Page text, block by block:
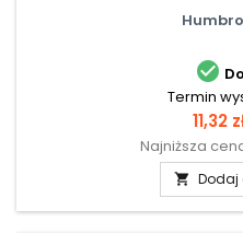

Termin
Cena
11,32
Najniższa
 Dodaj